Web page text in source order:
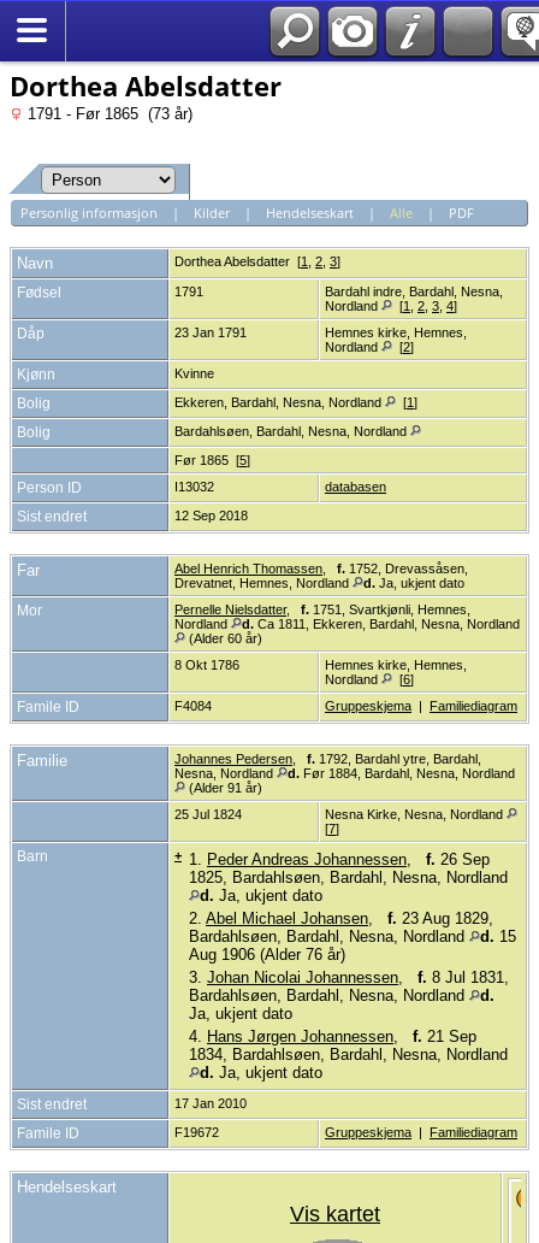
Dorthea Abelsdatter
1791 - Før 1865 (73 år)
Personlig informasjon | Kilder| Hendelseskart| Alle| PDF
Navn DortheaAbelsdatter [1 2 3]
Fødsel 1791
Bardahl indre, Bardahl, Nesna,
Nordland
[1 2 3 4]
Dåp 23 Jan 1791
Hemnes kirke, Hemnes,
Nordland
[2]
Kjønn Kvinne
Bolig Ekkeren, Bardahl, Nesna, Nordland [1]
Bolig
Bardahlsøen, Bardahl, Nesna, Nordland
Før 1865 [5]
Person ID I13032 databasen
Sist endret 12 Sep 2018
Far Abel Henrich Thomassen f. 1752, Drevassåsen,
Drevatnet, Hemnes, Nordland
d. Ja, ukjent dato
Mor Pernelle Nielsdatter, f. 1751, Svartkjønli, Hemnes,
Nordland
d. Ca 1811, Ekkeren, Bardahl, Nesna, Nordland
(Alder 60 år)
8 Okt 1786
Hemnes kirke, Hemnes,
Nordland
[6]
Famile ID F4084 Gruppeskjema | Familiediagram
Familie Johannes Pedersen f. 1792, Bardahl ytre, Bardahl,
Nesna, Nordland
d. Før 1884, Bardahl, Nesna, Nordland
(Alder 91 år)
25 Jul 1824
Nesna Kirke, Nesna, Nordland
[7]
Barn + 1. Peder Andreas Johannessen, f. 26 Sep
1825, Bardahlsøen, Bardahl, Nesna, Nordland
d. Ja, ukjent dato
2. Abel Michael Johansen, f. 23 Aug 1829,
Bardahlsøen, Bardahl, Nesna, Nordland
d. 15
Aug 1906 (Alder 76 år)
3. Johan Nicolai Johannessen, f. 8 Jul 1831,
Bardahlsøen, Bardahl, Nesna, Nordland
d.
Ja, ukjent dato
4. Hans Jørgen Johannessen, f. 21 Sep
1834, Bardahlsøen, Bardahl, Nesna, Nordland
d. Ja, ukjent dato
Sist endret 17 Jan 2010
Famile ID F19672 Gruppeskjema | Familiediagram
Hendelseskart
Vis kartet